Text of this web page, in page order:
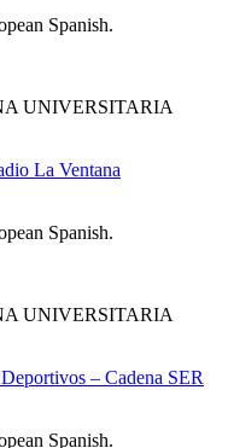
Spanish.
UNIVERSITARIA
La Ventana
Spanish.
UNIVERSITARIA
– Cadena SER
Spanish.